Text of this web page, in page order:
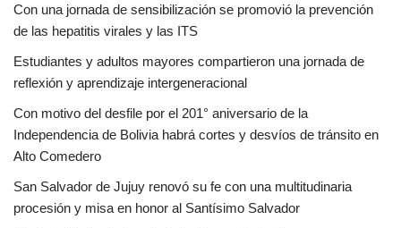
Con una jornada de sensibilización se promovió la prevención
de las hepatitis virales y las ITS
Estudiantes y adultos mayores compartieron una jornada de
reflexión y aprendizaje intergeneracional
Con motivo del desfile por el 201° aniversario de la
Independencia de Bolivia habrá cortes y desvíos de tránsito en
Alto Comedero
San Salvador de Jujuy renovó su fe con una multitudinaria
procesión y misa en honor al Santísimo Salvador